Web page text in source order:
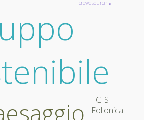
Follonica
GIS
crowdsourcing